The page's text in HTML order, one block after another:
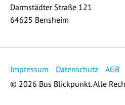
Darmstädter Straße 121
64625 Bensheim
Impressum Datenschutz
AGB
© 2026 Bus Blickpunkt. Alle